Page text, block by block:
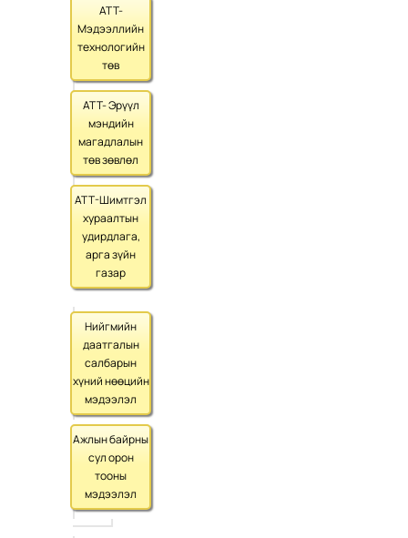
АТТ-
Мэдээллийн
технологийн
төв
АТТ- Эрүүл
мэндийн
магадлалын
төв зөвлөл
АТТ-Шимтгэл
хураалтын
удирдлага,
арга зүйн
газар
Нийгмийн
даатгалын
салбарын
хүний нөөцийн
мэдээлэл
Ажлын байрны
сул орон
тооны
мэдээлэл